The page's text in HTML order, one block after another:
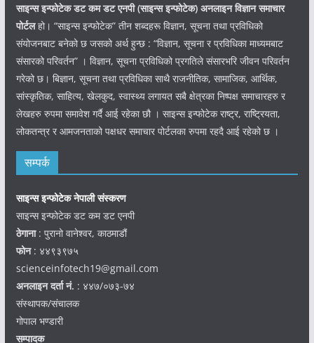
साइन्स इन्फोटेक डट कम डट एनपी (साइन्सइन्फोटेक) अनलाइन विज्ञान समाचार
पोर्टलहो। “साइन्स इन्फोटेक” तीन शब्दहरू विज्ञान, सूचना तथा प्रविधिको
संयोजनबाट बनेको छ जसको अर्थ हुन्छ : “विज्ञान, सूचना र प्रविधिका माध्यमबाट
संसारको परिवर्तन” । विज्ञान, सूचना प्रविधिको प्रगतिले संसारभरि जीवन परिवर्तन
गरेको छ। बिज्ञान, सूचना तथा प्रविधिका साथै राजनीतिक, सामाजिक, आर्थिक,
सांस्कृतिक, साहित्य, खेलकुद, स्वास्थ्य लगायत सबै क्षेत्रका निष्पक्ष समाचारहरु र
लेखहरु रुपमा समावेश गर्दै आई रहेका छौ । साइन्स इन्फोटेक राष्ट्र, राष्ट्रियता,
लोकतन्त्र र आमजनताको पक्षधर समाचार पोर्टलका रुपमा रहदै आई रहेको छ ।
सम्पर्क
साइन्स इन्फोटेक नेपाली संस्करण
साइन्स इन्फोटेक डट कम डट एनपी
ठेगाना: पुरानो वानेश्वर, काठमाडौं
फोन: ४४९३९७५
scienceinfotech19@gmail.com
अनलाइन दर्ता नं. : ४४७/०७३-७४
संस्थापक/संचालक
गोपाल भण्डारी
सम्पादक